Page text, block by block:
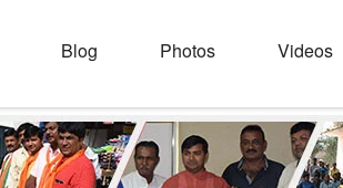
Blog Photos Videos